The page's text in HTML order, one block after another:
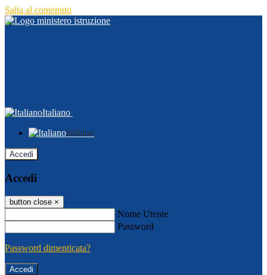
Salta al contenuto
Italiano
Italiano
Accedi
Accedi
button close ×
Nome Utente
Password
Password dimenticata?